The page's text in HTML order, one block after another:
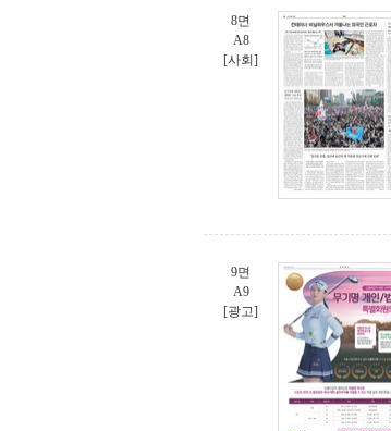
8면
A8
[사회]
9면
A9
[광고]